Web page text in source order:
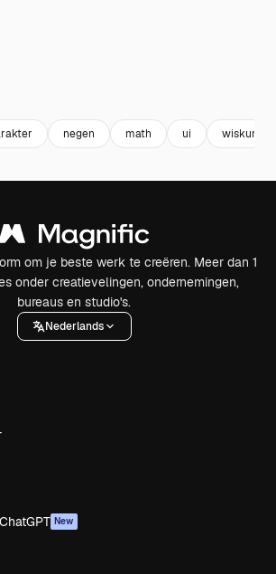
negen math ui wiskunde
om je beste werk te creëren. Meer dan 1
onder creatievelingen, ondernemingen,
bureaus en studio's.
Nederlands
New